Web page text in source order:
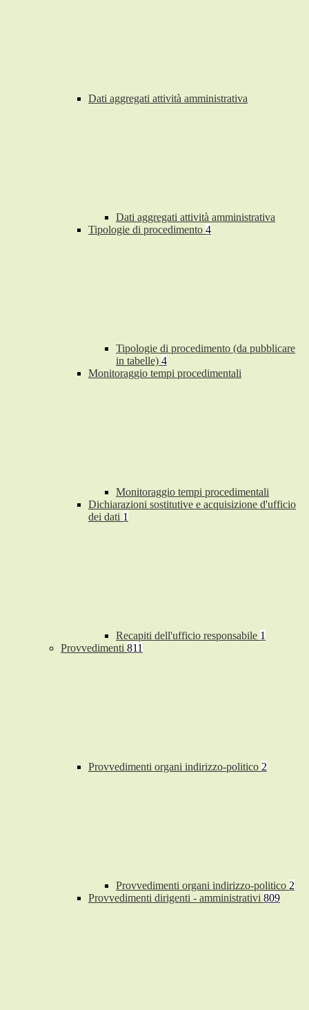
Dati aggregati attività amministrativa
Dati aggregati attività amministrativa
Tipologie di procedimento 4
Tipologie di procedimento (da pubblicare
in tabelle) 4
Monitoraggio tempi procedimentali
Monitoraggio tempi procedimentali
Dichiarazioni sostitutive e acquisizione d'ufficio
dei dati 1
Recapiti dell'ufficio responsabile 1
Provvedimenti 811
Provvedimenti organi indirizzo-politico 2
Provvedimenti organi indirizzo-politico 2
Provvedimenti dirigenti - amministrativi 809